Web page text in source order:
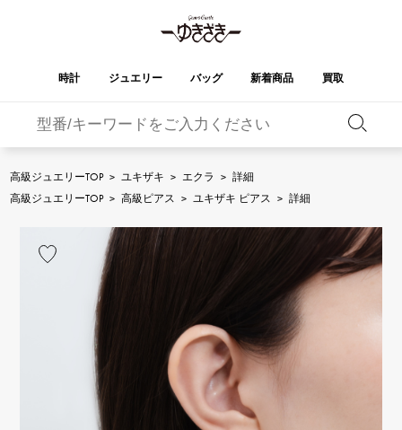
時計 ジュエリー バッグ 新着商品 買取
OMEGA BREITLING
A.LANGE & SOHNE
ランゲ＆ゾーネ
Breguet
PATEK PHILIPPE
パテック・フィリップ
FRANCK MULLER
フランク・ミュラー
RICHARD MILLE
リシャール・ミル
VACHERON
CONSTANTIN
ヴァシュロン・コンスタ
ンタン
PANERAI
YUKIZAKI
ジュエリー
ジュエリー
REGALIA
レガリア
DOUBLE TOP
YOBIKO
ヨビコ
NOMBRE putite
ノンブルプティ アルファ
ALPHA putite
アルファプティ
eclat
エクラ
RICH CROSS
リッチクロス
TwinPinky
ツインピンキー
バーキン オータクロア
ケリー ピコタンロック
ガーデンパーティー
その他
エルメスバッグ
高級ジュエリーTOP > ユキザキ > エクラ > 詳細
高級ジュエリーTOP > 高級ピアス > ユキザキ ピアス > 詳細